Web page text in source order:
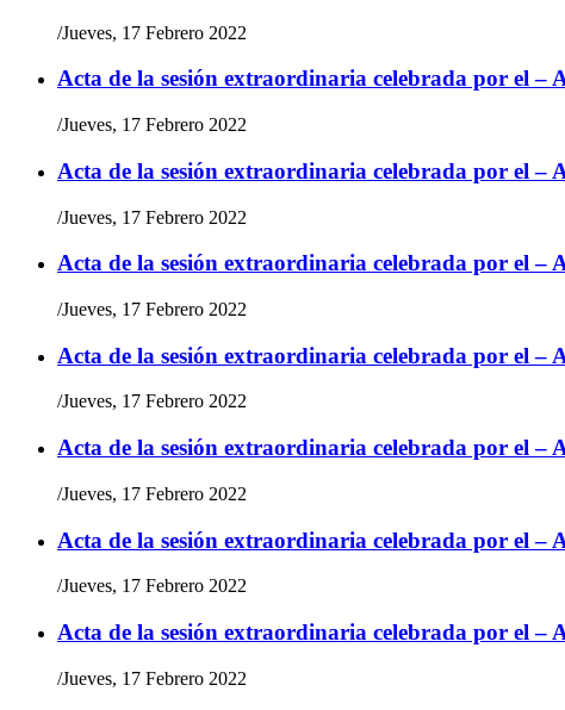
/Jueves, 17 Febrero 2022
Acta de la sesión extraordinaria celebrada por el –
/Jueves, 17 Febrero 2022
Acta de la sesión extraordinaria celebrada por el –
/Jueves, 17 Febrero 2022
Acta de la sesión extraordinaria celebrada por el –
/Jueves, 17 Febrero 2022
Acta de la sesión extraordinaria celebrada por el –
/Jueves, 17 Febrero 2022
Acta de la sesión extraordinaria celebrada por el –
/Jueves, 17 Febrero 2022
Acta de la sesión extraordinaria celebrada por el –
/Jueves, 17 Febrero 2022
Acta de la sesión extraordinaria celebrada por el –
/Jueves, 17 Febrero 2022